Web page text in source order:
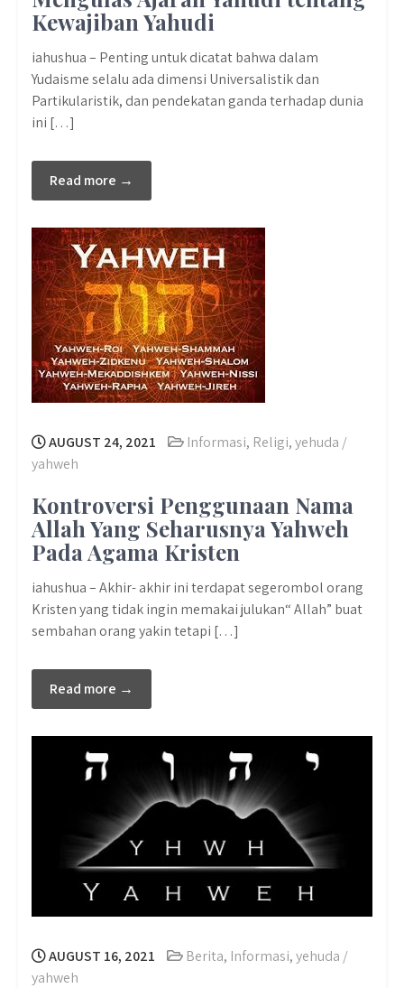
Kewajiban Yahudi
iahushua – Penting untuk dicatat bahwa dalam
Yudaisme selalu ada dimensi Universalistik dan
Partikularistik, dan pendekatan ganda terhadap dunia
ini […]
Read more →
AUGUST 24, 2021 Informasi, Religi,yehuda /
yahweh
Kontroversi Penggunaan Nama
Allah Yang Seharusnya Yahweh
Pada Agama Kristen
iahushua – Akhir- akhir ini terdapat segerombol orang
Kristen yang tidak ingin memakai julukan“ Allah” buat
sembahan orang yakin tetapi […]
Read more →
AUGUST 16, 2021 Berita, Informasi,yehuda /
yahweh